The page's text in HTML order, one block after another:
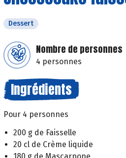
Dessert
Nombre de personnes
4 personnes
Ingrédients
Pour 4 personnes
200 g de Faisselle
20 cl de Crème liquide